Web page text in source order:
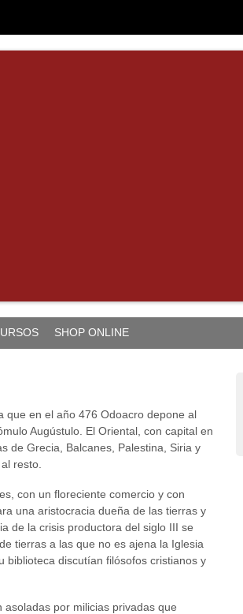
SHOP ONLINE
que en el año 476 Odoacro depone al
Augústulo. El Oriental, con capital en
de Grecia, Balcanes, Palestina, Siria y
resto.
con un floreciente comercio y con
una aristocracia dueña de las tierras y
de la crisis productora del siglo III se
tierras a las que no es ajena la Iglesia
biblioteca discutían filósofos cristianos y
por milicias privadas que